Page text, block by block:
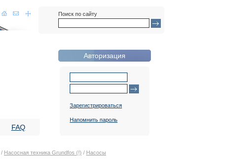
Поиск по сайту
FAQ
Авторизация
Зарегистрироваться
Напомнить пароль
/ Насосная техника Grundfos (!) / Насосы